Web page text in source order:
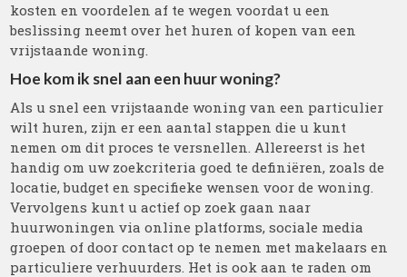
kosten en voordelen af te wegen voordat u een
beslissing neemt over het huren of kopen van een
vrijstaande woning.
Hoe kom ik snel aan een huur woning?
Als u snel een vrijstaande woning van een particulier
wilt huren, zijn er een aantal stappen die u kunt
nemen om dit proces te versnellen. Allereerst is het
handig om uw zoekcriteria goed te definiëren, zoals de
locatie, budget en specifieke wensen voor de woning.
Vervolgens kunt u actief op zoek gaan naar
huurwoningen via online platforms, sociale media
groepen of door contact op te nemen met makelaars en
particuliere verhuurders. Het is ook aan te raden om